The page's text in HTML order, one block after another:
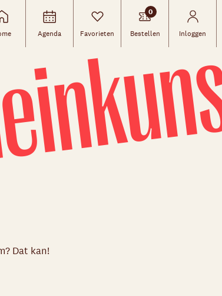
Agenda Favorieten
0
Bestellen Inloggen
Dat kan!